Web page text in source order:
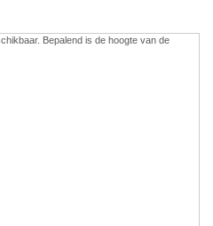
Bepalend is de hoogte van de